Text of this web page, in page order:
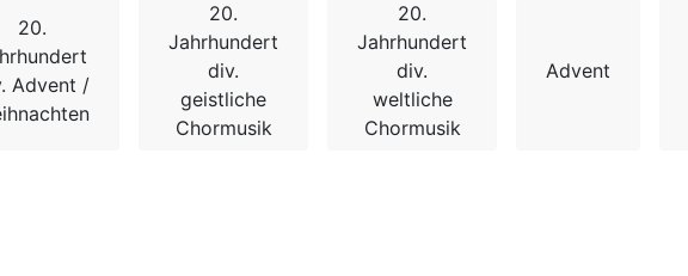
20.
Advent /
20.
Jahrhundert
div.
geistliche
Chormusik
20.
Jahrhundert
div.
weltliche
Chormusik
Advent